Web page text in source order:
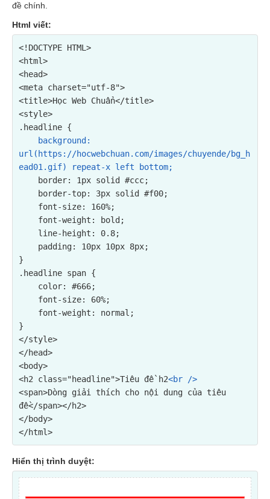
đề chính.
Html viết:
<!DOCTYPE HTML>
<html>
<head>
<meta charset="utf-8">
<title>Học Web Chuẩn</title>
<style>
.headline {
background:
url(https://hocwebchuan.com/images/chuyende/bg_h
ead01.gif) repeat-x left bottom;
}
.headline span {
}
</style>
</head>
<body>
<h2 class="headline">Tiêu đề h2<br />
<span>Dòng giải thích cho nội dung của tiêu
đề</span></h2>
</body>
</html>
Hiển thị trình duyệt: